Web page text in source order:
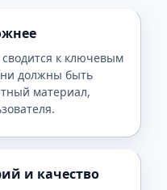
к ключевым
должны быть
материал,
и качество